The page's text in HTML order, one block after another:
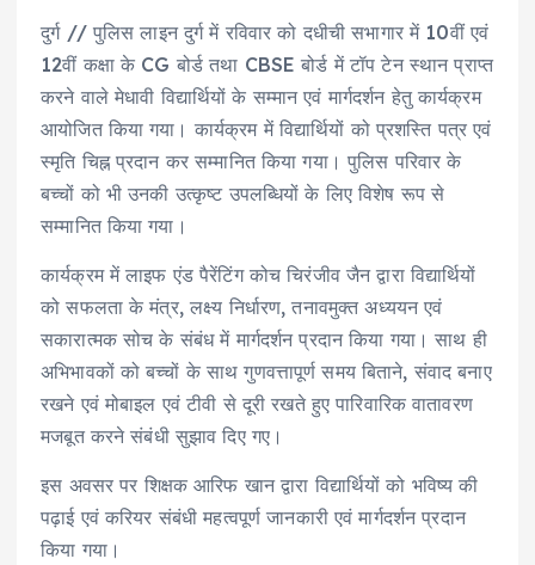
दुर्ग // पुलिस लाइन दुर्ग में रविवार को दधीची सभागार में 10वीं एवं
12वीं कक्षा के CG बोर्ड तथा CBSE बोर्ड में टॉप टेन स्थान प्राप्त
करने वाले मेधावी विद्यार्थियों के सम्मान एवं मार्गदर्शन हेतु कार्यक्रम
आयोजित किया गया। कार्यक्रम में विद्यार्थियों को प्रशस्ति पत्र एवं
स्मृति चिह्न प्रदान कर सम्मानित किया गया। पुलिस परिवार के
बच्चों को भी उनकी उत्कृष्ट उपलब्धियों के लिए विशेष रूप से
सम्मानित किया गया।
कार्यक्रम में लाइफ एंड पैरेंटिंग कोच चिरंजीव जैन द्वारा विद्यार्थियों
को सफलता के मंत्र, लक्ष्य निर्धारण, तनावमुक्त अध्ययन एवं
सकारात्मक सोच के संबंध में मार्गदर्शन प्रदान किया गया। साथ ही
अभिभावकों को बच्चों के साथ गुणवत्तापूर्ण समय बिताने, संवाद बनाए
रखने एवं मोबाइल एवं टीवी से दूरी रखते हुए पारिवारिक वातावरण
मजबूत करने संबंधी सुझाव दिए गए।
इस अवसर पर शिक्षक आरिफ खान द्वारा विद्यार्थियों को भविष्य की
पढ़ाई एवं करियर संबंधी महत्वपूर्ण जानकारी एवं मार्गदर्शन प्रदान
किया गया।